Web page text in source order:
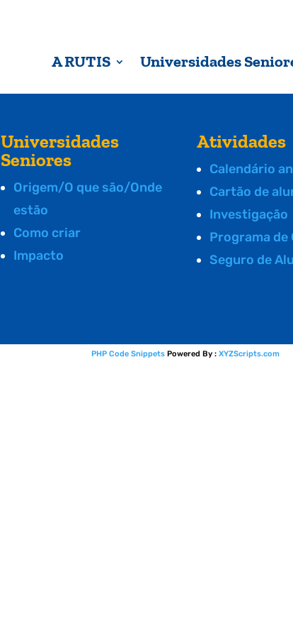
A RUTIS Universidades
Universidades
Seniores
Origem/O que são/Onde
estão
Como criar
Impacto
Atividades
Calendário
Cartão de
Investigação
Programa de
Seguro de
PHP Code Snippets Powered By : XYZScripts.com